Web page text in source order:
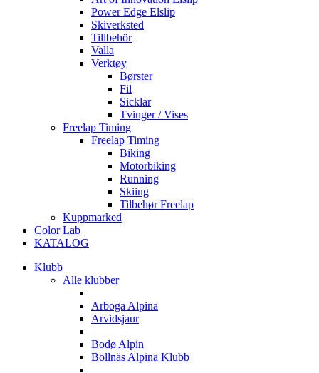
Power Edge Elslip
Skiverksted
Tillbehör
Valla
Verktøy
Børster
Fil
Sicklar
Tvinger / Vises
Freelap Timing
Freelap Timing
Biking
Motorbiking
Running
Skiing
Tilbehør Freelap
Kuppmarked
Color Lab
KATALOG
Klubb
Alle klubber
Arboga Alpina
Arvidsjaur
Bodø Alpin
Bollnäs Alpina Klubb